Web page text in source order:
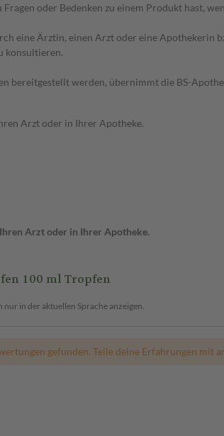
oder Bedenken zu einem Produkt hast,
eine Ärztin, einen Arzt oder eine Apothekerin
konsultieren.
werden, übernimmt die BS-
Arzt oder in Ihrer Apotheke.
Arzt oder in Ihrer Apotheke.
100 ml Tropfen
nur in der aktuellen Sprache anzeigen.
gefunden. Teile deine Erfahrungen mit